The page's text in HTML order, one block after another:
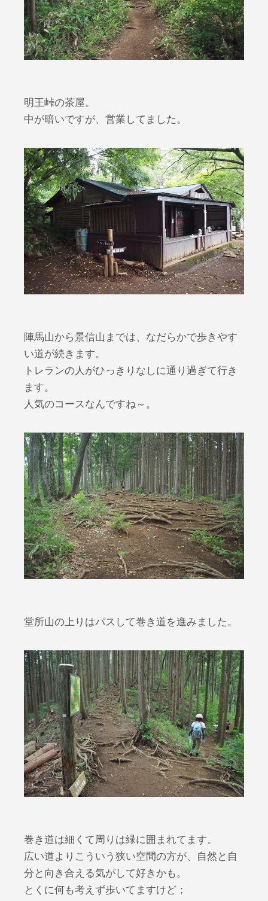
明王峠の茶屋。
中が暗いですが、営業してました。
陣馬山から景信山までは、なだらかで歩きやす
い道が続きます。
トレランの人がひっきりなしに通り過ぎて行き
ます。
人気のコースなんですね～。
堂所山の上りはパスして巻き道を進みました。
巻き道は細くて周りは緑に囲まれてます。
広い道よりこういう狭い空間の方が、自然と自
分と向き合える気がして好きかも。
とくに何も考えず歩いてますけど；